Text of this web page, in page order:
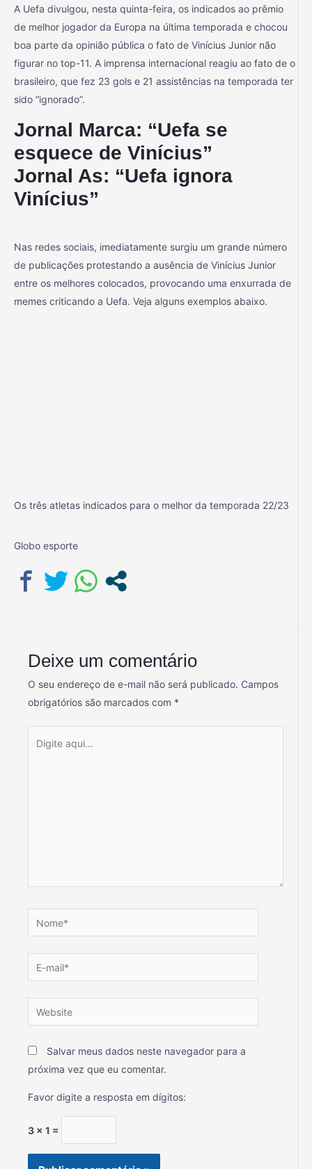
A Uefa divulgou, nesta quinta-feira, os indicados ao prêmio
de melhor jogador da Europa na última temporada e chocou
boa parte da opinião pública o fato de Vinícius Junior não
figurar no top-11. A imprensa internacional reagiu ao fato de o
brasileiro, que fez 23 gols e 21 assistências na temporada ter
sido “ignorado”.
Jornal Marca: “Uefa se
esquece de Vinícius”
Jornal As: “Uefa ignora
Vinícius”
Nas redes sociais, imediatamente surgiu um grande número
de publicações protestando a ausência de Vinícius Junior
entre os melhores colocados, provocando uma enxurrada de
memes criticando a Uefa. Veja alguns exemplos abaixo.
Os três atletas indicados para o melhor da temporada 22/23
Globo esporte
Deixe um comentário
O seu endereço de e-mail não será publicado. Campos
obrigatórios são marcados com *
Salvar meus dados neste navegador para a
próxima vez que eu comentar.
Favor digite a resposta em dígitos:
3 × 1 =